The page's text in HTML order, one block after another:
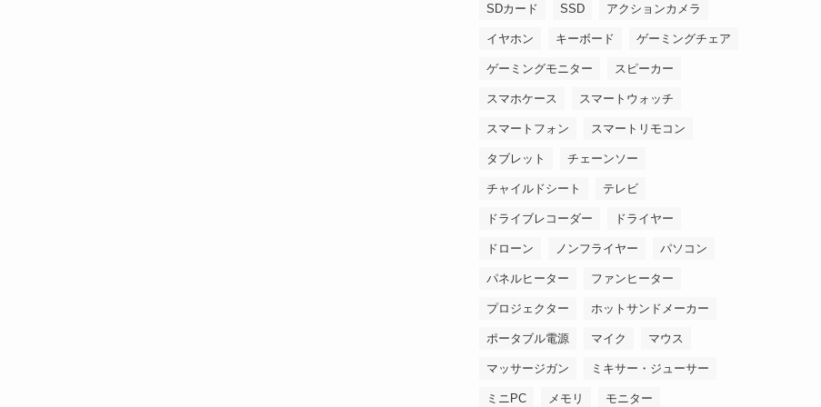
SDカード SSD アクションカメラ
イヤホン キーボード ゲーミングチェア
ゲーミングモニター スピーカー
スマホケース スマートウォッチ
スマートフォン スマートリモコン
タブレット チェーンソー
チャイルドシート テレビ
ドライブレコーダー ドライヤー
ドローン ノンフライヤー パソコン
パネルヒーター ファンヒーター
プロジェクター ホットサンドメーカー
ポータブル電源 マイク マウス
マッサージガン ミキサー・ジューサー
ミニPC メモリ モニター